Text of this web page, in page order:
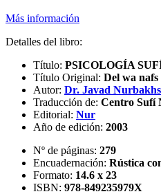
Más información
Detalles del libro:
Título: PSICOLOGÍA
Título Original: Del wa nafs
Autor: Dr. Javad
Traducción de: Centro Sufí
Editorial: Nur
Año de edición: 2003
Nº de páginas: 279
Encuadernación: Rústica
Formato: 14.6 x 23
ISBN: 978-849235979X